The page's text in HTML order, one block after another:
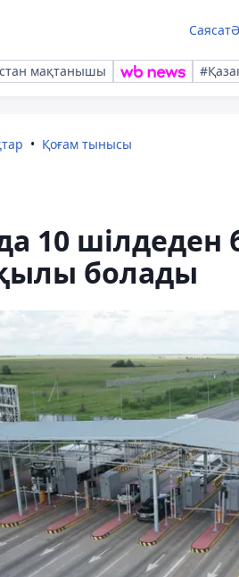
Саясат
мақтанышы
Қоғам тынысы
10 шілдеден
болады